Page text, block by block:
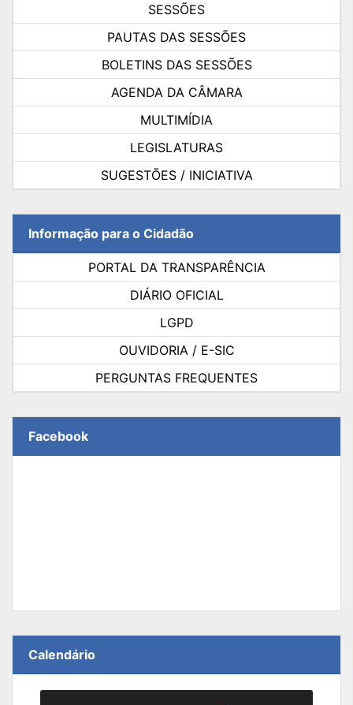
SESSÕES
PAUTAS DAS SESSÕES
BOLETINS DAS SESSÕES
AGENDA DA CÂMARA
MULTIMÍDIA
LEGISLATURAS
SUGESTÕES / INICIATIVA
Informação para o Cidadão
PORTAL DA TRANSPARÊNCIA
DIÁRIO OFICIAL
LGPD
OUVIDORIA / E-SIC
PERGUNTAS FREQUENTES
Facebook
Calendário